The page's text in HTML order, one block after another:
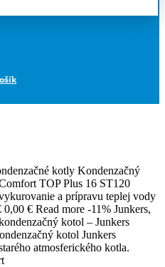
kotly Kondenzačný
TOP Plus 16 ST120
a prípravu teplej vody
€ Read more -11% Junkers,
kotol – Junkers
kotol Junkers
atmosferického kotla.